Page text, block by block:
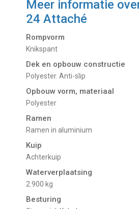
Meer informatie
24 Attaché
Rompvorm
Knikspant
Dek en opbouw constructie
Polyester. Anti-slip
Opbouw vorm, materiaal
Polyester
Ramen
Ramen in aluminium
Kuip
Achterkuip
Waterverplaatsing
2.900 kg
Besturing